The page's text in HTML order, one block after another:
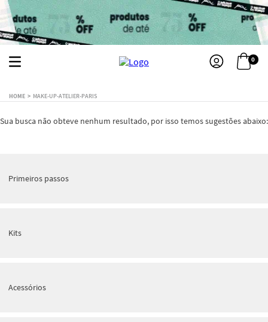
0
MAKE-UP-ATELIER-PARIS
Sua busca não obteve nenhum resultado, por isso temos sugestões abaixo:
Primeiros passos
Kits
Acessórios